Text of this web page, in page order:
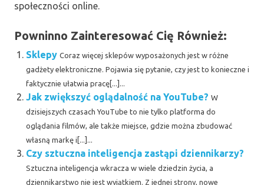
społeczności online.
Powninno Zainteresować Cię Również:
Sklepy Coraz więcej sklepów wyposażonych jest w różne
gadżety elektroniczne. Pojawia się pytanie, czy jest to konieczne i
faktycznie ułatwia pracę[...]...
Jak zwiększyć oglądalność na YouTube? W
dzisiejszych czasach YouTube to nie tylko platforma do
oglądania filmów, ale także miejsce, gdzie można zbudować
własną markę i[...]...
Czy sztuczna inteligencja zastąpi dziennikarzy?
Sztuczna inteligencja wkracza w wiele dziedzin życia, a
dziennikarstwo nie jest wyjątkiem. Z jednej strony, nowe